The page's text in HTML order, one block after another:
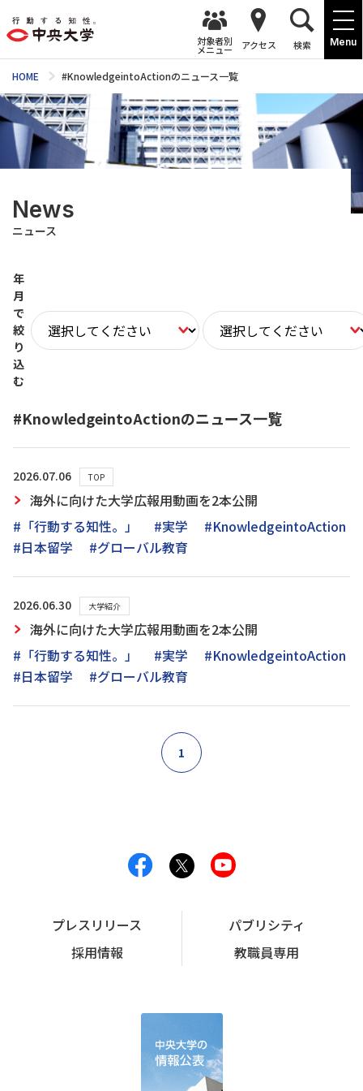
Menu
対象者別
メニュー アクセス 検索
HOME #KnowledgeintoActionのニュース一覧
News
ニュース
年
月
で
絞
り
込
む
#KnowledgeintoActionのニュース一覧
2026.07.06 TOP
海外に向けた大学広報用動画を2本公開
#「行動する知性。」
#実学
#KnowledgeintoAction
#日本留学
#グローバル教育
2026.06.30 大学紹介
海外に向けた大学広報用動画を2本公開
#「行動する知性。」
#実学
#KnowledgeintoAction
#日本留学
#グローバル教育
1
プレスリリース
パブリシティ
採用情報
教職員専用